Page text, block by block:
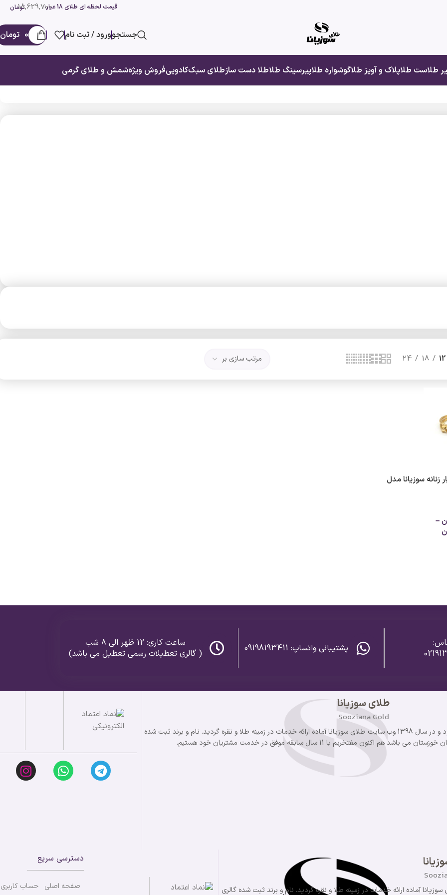
تومان18,629,700 قیمت لحظه ای طلای 18 عیار:
جستجوورود / ثبت نام 0 تومان
طلاست طلاپلاک و آویز طلاگوشواره طلاپیرسینگ طلاطلا دست سازطلای سبککادوییفروش ویژهشمش و طلای گرمی
12
18
24
طلا 18 عیار زنانه سوزیانا مدل
–
پشتیبانی واتساپ: 09198193411
ساعت کاری: 12 ظهر الی 8 شب
( گالری تعطیلات رسمی تعطیل می باشد)
طلای سوزیانا
Sooziana Gold
گروه سوزیانا از سال 1393 فعالیت خود را آغاز نمود و در سال 1398 وب سایت طلای سوزیانا آماده ارائه خدمات در زمینه طلا و نقره گردید. نام و برند ثبت شده
اکنون مفتخریم با 11 سال سابقه موفق در خدمت مشتریان خود هستیم.
خود را آغاز نمود و در سال 1398 وب سایت طلای سوزیانا آماده ارائه خدمات در زمینه طلا و نقره گردید. نام و برند ثبت شده گالری
دسترسی سریع
صفحه اصلی حساب کاربری